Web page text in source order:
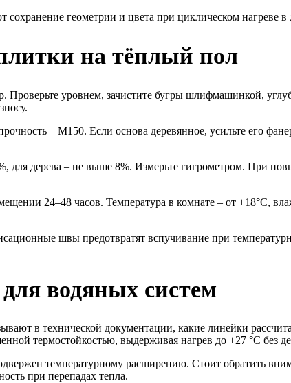
геометрии и цвета при циклическом нагреве
на тёплый пол
уровнем, зачистите бугры шлифмашинкой,
– М150. Если основа деревянное, усильте его
для дерева – не выше 8%. Измерьте гигрометром. При
24–48 часов. Температура в комнате – от +18°C,
швы предотвратят вспучивание при
водяных систем
в технической документации, какие линейки
термостойкостью, выдерживая нагрев до +27 °C без
температурному расширению. Стоит обратить
при перепадах тепла.